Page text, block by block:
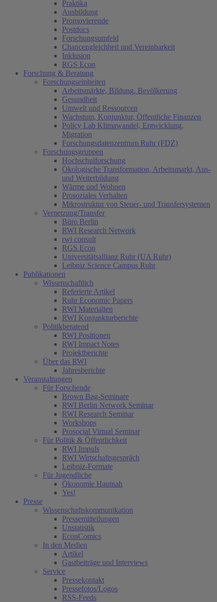
Praktika
Ausbildung
Promovierende
Postdocs
Forschungsumfeld
Chancengleichheit und Vereinbarkeit
Inklusion
RGS Econ
Forschung & Beratung
Forschungseinheiten
Arbeitsmärkte, Bildung, Bevölkerung
Gesundheit
Umwelt und Ressourcen
Wachstum, Konjunktur, Öffentliche Finanzen
Policy Lab Klimawandel, Entwicklung,
Migration
Forschungsdatenzentrum Ruhr (FDZ)
Forschungsgruppen
Hochschulforschung
Ökologische Transformation, Arbeitsmarkt, Aus-
und Weiterbildung
Wärme und Wohnen
Prosoziales Verhalten
Mikrostruktur von Steuer- und Transfersystemen
Vernetzung/Transfer
Büro Berlin
RWI Research Network
rwi consult
RGS Econ
Universitätsallianz Ruhr (UA Ruhr)
Leibniz Science Campus Ruhr
Publikationen
Wissenschaftlich
Referierte Artikel
Ruhr Economic Papers
RWI Materialien
RWI Konjunkturberichte
Politikberatend
RWI Positionen
RWI Impact Notes
Projektberichte
Über das RWI
Jahresberichte
Veranstaltungen
Für Forschende
Brown Bag-Seminare
RWI Berlin Network Seminar
RWI Research Seminar
Workshops
Prosocial Virtual Seminar
Für Politik & Öffentlichkeit
RWI Impuls
RWI Wirtschaftsgespräch
Leibniz-Formate
Für Jugendliche
Ökonomie Hautnah
Yes!
Presse
Wissenschaftskommunikation
Pressemitteilungen
Unstatistik
EconComics
In den Medien
Artikel
Gastbeiträge und Interviews
Service
Pressekontakt
Pressefotos/Logos
RSS-Feeds